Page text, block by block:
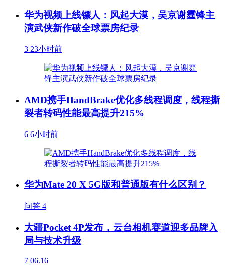
华为视频上线镖人：风起大漠，吴京谢霆锋主
演武侠新作破全球票房纪录
3 23小时前
AMD携手HandBrake优化多线程调度，线程撕
裂者转码性能最高提升215%
6 6小时前
华为Mate 20 X 5G版和普通版有什么区别？
问答 4
大疆Pocket 4P发布，云台相机赛道迎多品牌入
局与技术升级
7 06.16